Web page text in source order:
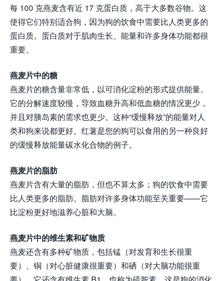
每 100 克燕麦含有近 17 克蛋白质，高于大多数谷物。这
使得它们特别适合狗，因为狗的饮食中需要比人类更多的
蛋白质。蛋白质对于肌肉生长、能量和许多身体功能都很
重要。
燕麦片中的糖
燕麦片的糖含量非常低，以可消化淀粉的形式提供能量。
它的分解速度较慢，导致血糖升高和低血糖的情况更少，
并且对胰岛素的需求也更少。这种“缓慢释放”的能量对人
类和狗来说都更好。红薯是您的狗可以食用的另一种良好
的缓慢释放能量碳水化合物的例子。
燕麦片的脂肪
燕麦片含有大量的脂肪，但也不算太多；狗的饮食中需要
比人类更多的脂肪。脂肪对许多身体功能至关重要——它
比淀粉更好地滋养心脏和大脑。
燕麦片中的维生素和矿物质
燕麦还含有多种矿物质，包括锰（对发育和生长很重
要）、铜（对心脏健康很重要）和硒（对大脑功能很重